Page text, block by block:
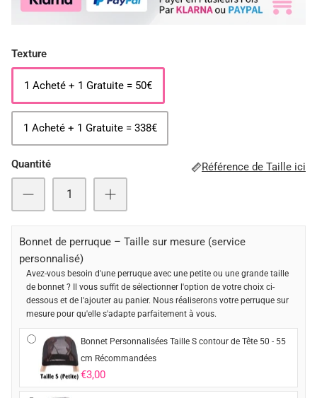
Texture
1 Acheté + 1 Gratuite = 50€
1 Acheté + 1 Gratuite = 338€
Quantité Référence de Taille ici
Bonnet de perruque – Taille sur mesure (service
personnalisé)
Avez-vous besoin d'une perruque avec une petite ou une grande taille
de bonnet ? Il vous suffit de sélectionner l'option de votre choix ci-
dessous et de l'ajouter au panier. Nous réaliserons votre perruque sur
mesure pour qu'elle s'adapte parfaitement à vous.
Bonnet Personnalisées Taille S contour de Tête 50 - 55
cm Récommandées
€3,00